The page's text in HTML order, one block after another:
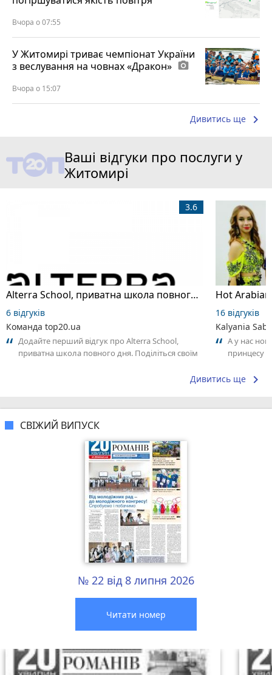
Вчора о 07:55
У Житомирі триває чемпіонат України
з веслування на човнах «Дракон» photo_camera
Вчора о 15:07
Дивитись ще keyboard_arrow_right
Ваші відгуки про послуги у
Житомирі
Alterra School, приватна школа повного дня
3.6
6 відгуків
Команда top20.ua
Додайте перший відгук про Alterra School,
приватна школа повного дня. Поділіться своїм
16 відгуків
Kalyania
А у нас
принцесу
Дивитись ще keyboard_arrow_right
СВІЖИЙ ВИПУСК
№ 22 від 8 липня 2026
Читати номер